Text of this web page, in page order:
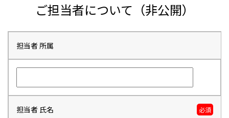
ご担当者について（非公開）
担当者 所属
担当者 氏名 必須